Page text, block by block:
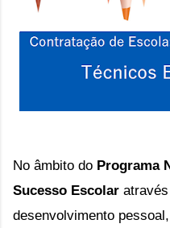
No âmbito do Programa
Sucesso Escolar
desenvolvimento